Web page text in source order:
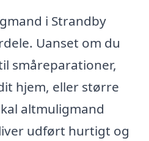
i Strandby
Uanset om du
småreparationer,
hjem, eller større
altmuligmand
udført hurtigt og